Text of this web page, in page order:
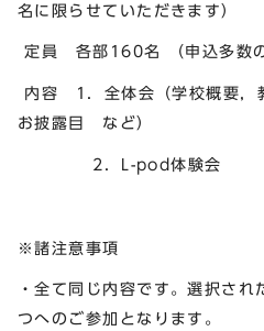
名に限らせていただきます）
定員 各部160名 （申込多数の
内容 1．全体会（学校概要，
お披露目 など）
2．L-pod体験会
※諸注意事項
・全て同じ内容です。選択さ
つへのご参加となります。